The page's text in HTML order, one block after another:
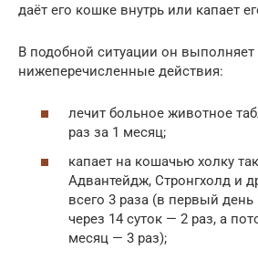
даёт его кошке внутрь или капает
В подобной ситуации он выполняет
нижеперечисленные действия:
лечит больное животное
раз за 1 месяц;
капает на кошачью холку
Адвантейдж, Стронгхолд и
всего 3 раза (в первый
через 14 суток — 2 раз, а
месяц — 3 раз);